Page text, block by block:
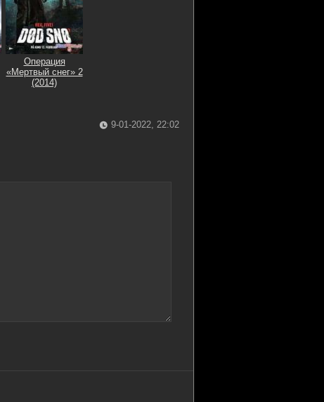
Операция
«Мертвый снег» 2
(2014)
9-01-2022, 22:02